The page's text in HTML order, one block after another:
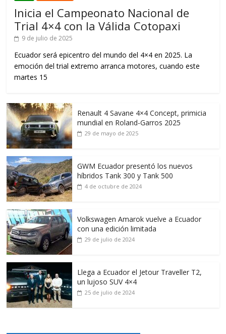
Inicia el Campeonato Nacional de
Trial 4×4 con la Válida Cotopaxi
9 de julio de 2025
Ecuador será epicentro del mundo del 4×4 en 2025. La
emoción del trial extremo arranca motores, cuando este
martes 15
Renault 4 Savane 4×4 Concept, primicia
mundial en Roland-Garros 2025
29 de mayo de 2025
GWM Ecuador presentó los nuevos
híbridos Tank 300 y Tank 500
4 de octubre de 2024
Volkswagen Amarok vuelve a Ecuador
con una edición limitada
29 de julio de 2024
Llega a Ecuador el Jetour Traveller T2,
un lujoso SUV 4×4
25 de julio de 2024